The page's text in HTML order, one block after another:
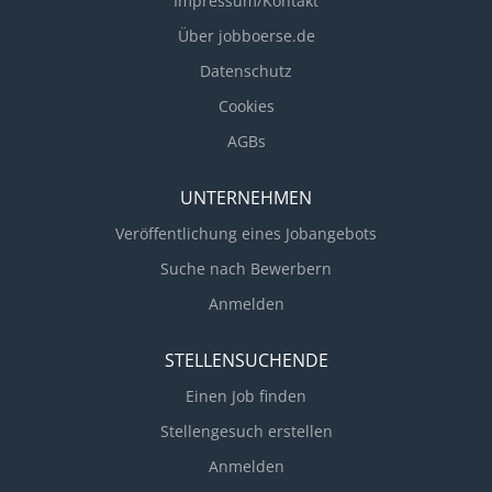
with know-how - your profile: You have successfully
completed your studies with a technical or business
focus and have at least 7 years of professional
Dynamics, or similar complex enterprise level
software. You have experience in implementation...
Über jobboerse.de
Datenschutz
Cookies
AGBs
UNTERNEHMEN
Veröffentlichung eines Jobangebots
Suche nach Bewerbern
Anmelden
STELLENSUCHENDE
Einen Job finden
Stellengesuch erstellen
Anmelden